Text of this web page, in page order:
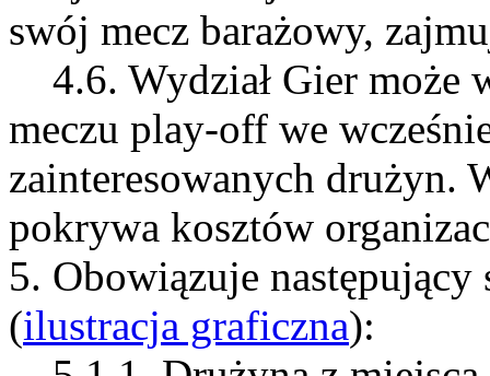
swój mecz barażowy,
4.6. Wydział Gier może
meczu play-off we
zainteresowanych drużyn.
pokrywa kosztów
5. Obowiązuje
(ilustracja graficzna):